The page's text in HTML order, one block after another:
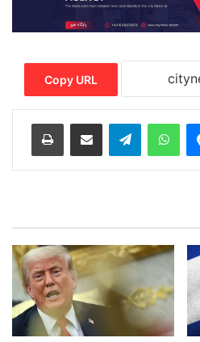
Copy URL
Messenger
WhatsApp
Telegram
Share via Email
Print